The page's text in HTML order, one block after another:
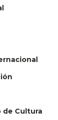
de Cultura